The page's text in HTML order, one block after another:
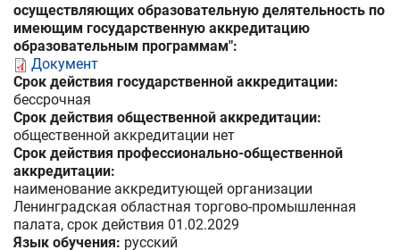
осуществляющих образовательную делятельность по
имеющим государственную аккредитацию
образовательным программам":
Документ
Срок действия государственной аккредитации:
бессрочная
Срок действия общественной аккредитации:
общественной аккредитации нет
Срок действия профессионально-общественной
аккредитации:
наименование аккредитующей организации
Ленинградская областная торгово-промышленная
палата, срок действия 01.02.2029
Язык обучения: русский